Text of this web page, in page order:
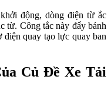
động, dòng điện từ ắc
từ. Công tắc này đẩy bánh
điện quay tạo lực quay ban
Củ Đề Xe Tải